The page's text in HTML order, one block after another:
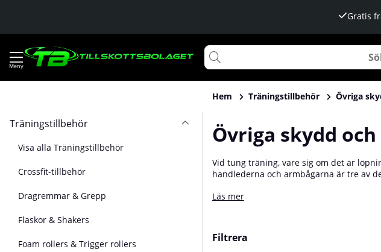
Gratis
Hem Träningstillbehör Övriga
Träningstillbehör
Visa alla Träningstillbehör
Crossfit-tillbehör
Dragremmar & Grepp
Flaskor & Shakers
Foam rollers & Trigger rollers
Övriga skydd
Vid tung träning, vare sig om det är
handlederna och armbågarna är tre av
som armbågsstöd och skydd för vad och
Läs mer
Filtrera